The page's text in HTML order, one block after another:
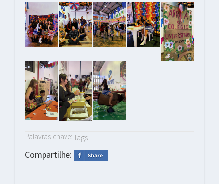
Palavras-chave: Tags:
Compartilhe: